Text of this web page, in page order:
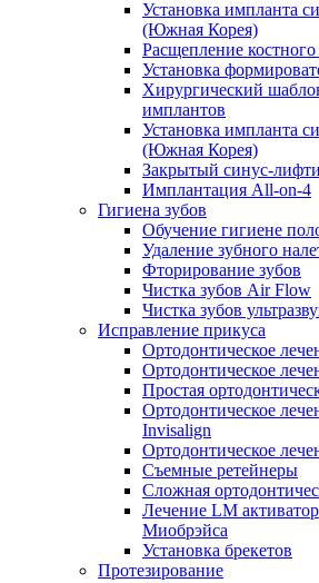
Установка импланта
(Южная Корея)
Расщепление костного
Установка
Хирургический
имплантов
Установка импланта
(Южная Корея)
Закрытый синус-
Имплантация All-on-4
Гигиена зубов
Обучение гигиене
Удаление зубного
Фторирование зубов
Чистка зубов Air Flow
Чистка зубов
Исправление прикуса
Ортодонтическое
Ортодонтическое
Простая
Ортодонтическое
Invisalign
Ортодонтическое
Съемные ретейнеры
Сложная
Лечение LM
Миобрэйса
Установка брекетов
Протезирование